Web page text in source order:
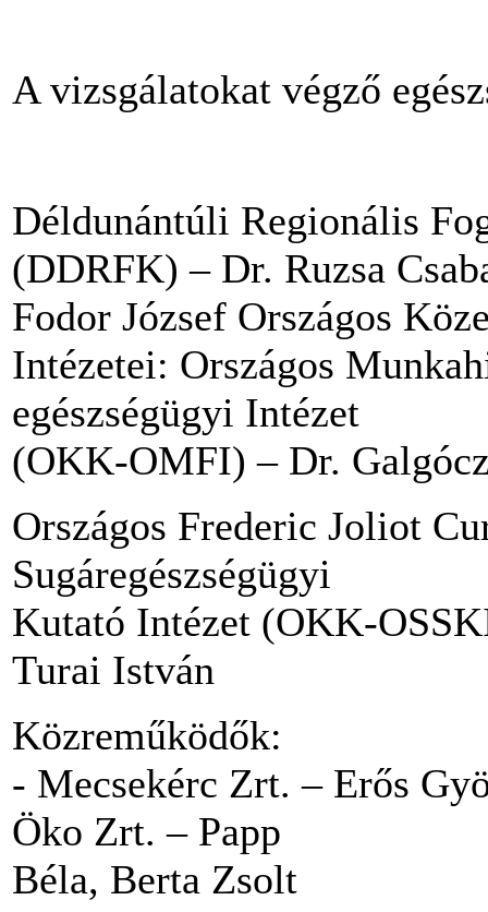
A vizsgálatokat végző
Déldunántúli Regionális
(DDRFK) – Dr. Ruzsa
Fodor József Országos
Intézetei: Országos
egészségügyi Intézet
(OKK-OMFI) – Dr.
Országos Frederic Joliot
Sugáregészségügyi
Kutató Intézet (OKK-
Turai István
Közreműködők:
- Mecsekérc Zrt. – Erős
Öko Zrt. – Papp
Béla, Berta Zsolt